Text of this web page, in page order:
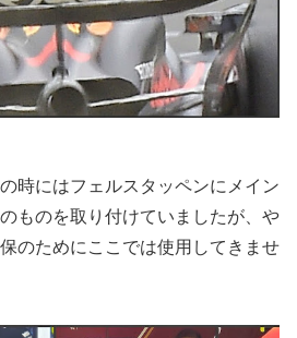
時にはフェルスタッペンにメイン
ものを取り付けていましたが、や
のためにここでは使用してきませ